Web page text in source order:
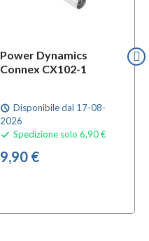
Power Dynamics
Connex CX102-1
schedule Disponibile dal 17-08-
2026
 Spedizione solo 6,90 €
9,90 €